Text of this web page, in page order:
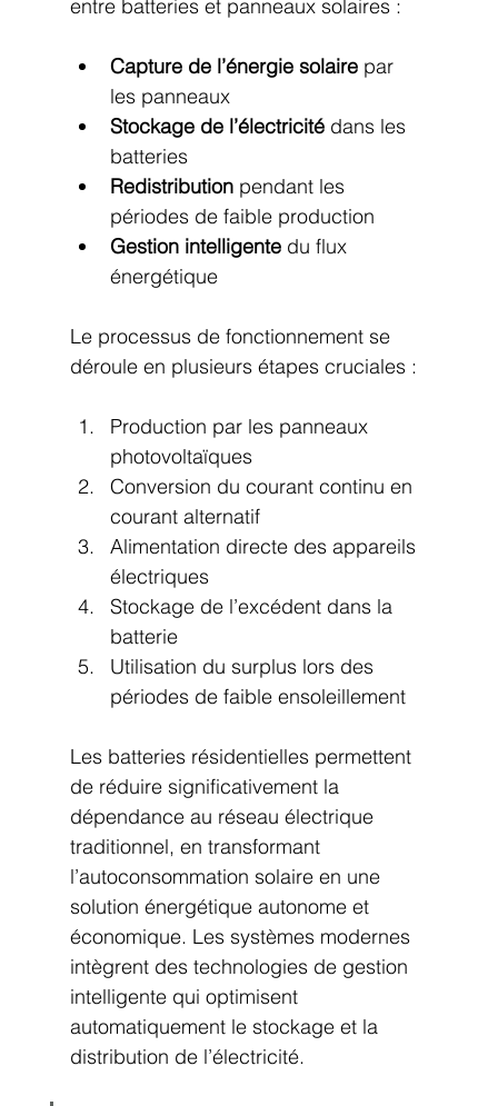
entre batteries et panneaux solaires :
Capture de l’énergie solaire par
les panneaux
Stockage de l’électricité dans les
batteries
Redistribution pendant les
périodes de faible production
Gestion intelligente du flux
énergétique
Le processus de fonctionnement se
déroule en plusieurs étapes cruciales :
Production par les panneaux
photovoltaïques
Conversion du courant continu en
courant alternatif
Alimentation directe des appareils
électriques
Stockage de l’excédent dans la
batterie
Utilisation du surplus lors des
périodes de faible ensoleillement
Les batteries résidentielles permettent
de réduire significativement la
dépendance au réseau électrique
traditionnel, en transformant
l’autoconsommation solaire en une
solution énergétique autonome et
économique. Les systèmes modernes
intègrent des technologies de gestion
intelligente qui optimisent
automatiquement le stockage et la
distribution de l’électricité.